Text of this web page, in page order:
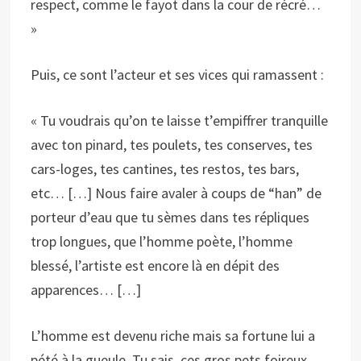
respect, comme le fayot dans la cour de récré…
»
Puis, ce sont l’acteur et ses vices qui ramassent :
« Tu voudrais qu’on te laisse t’empiffrer tranquille
avec ton pinard, tes poulets, tes conserves, tes
cars-loges, tes cantines, tes restos, tes bars,
etc… […] Nous faire avaler à coups de “han” de
porteur d’eau que tu sèmes dans tes répliques
trop longues, que l’homme poète, l’homme
blessé, l’artiste est encore là en dépit des
apparences… […]
L’homme est devenu riche mais sa fortune lui a